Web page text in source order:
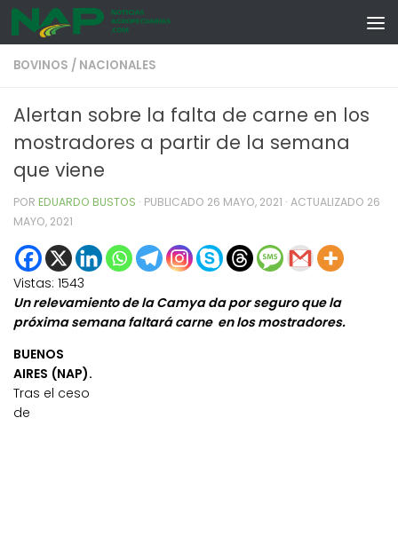
Skip to content
BOVINOS / NACIONALES
Alertan sobre la falta de carne en los
mostradores a partir de la semana
que viene
POR EDUARDO BUSTOS · PUBLICADO 26 MAYO, 2021 · ACTUALIZADO 26
MAYO, 2021
Vistas: 1543
Un relevamiento de la Camya da por seguro que la
próxima semana faltará carne en los mostradores.
BUENOS
AIRES (NAP).
Tras el ceso
de